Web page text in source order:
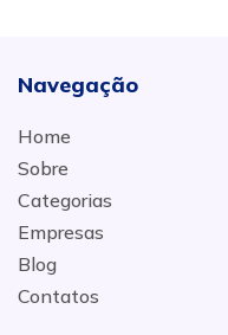
Navegação
Home
Sobre
Categorias
Empresas
Blog
Contatos